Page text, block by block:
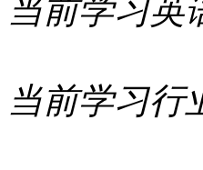
当前学习英
当前学习行